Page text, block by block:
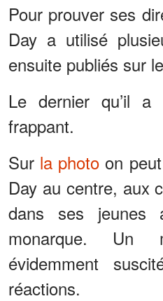
Pour prouver ses
Day a utilisé
ensuite publiés sur
Le dernier qu’il a
frappant.
Sur la photo on
Day au centre, aux
dans ses jeunes
monarque. Un
évidemment
réactions.